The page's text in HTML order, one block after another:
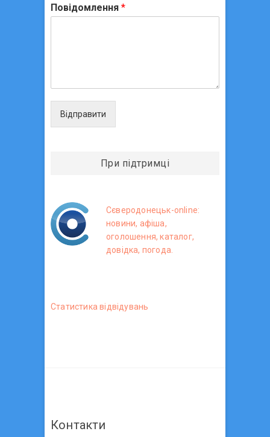
Повідомлення *
Відправити
При підтримці
Сєверодонецьк-online:
новини, афіша,
оголошення, каталог,
довідка, погода.
Статистика вiдвiдувань
Контакти